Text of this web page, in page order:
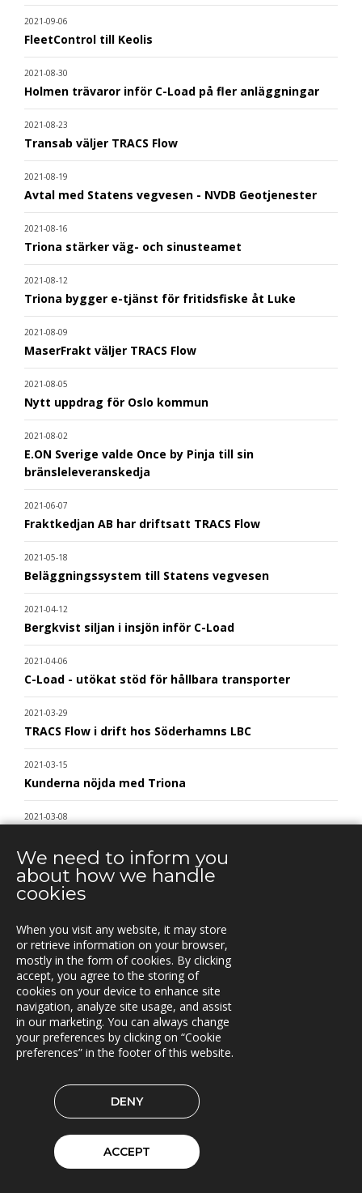
2021-09-06
FleetControl till Keolis
2021-08-30
Holmen trävaror inför C-Load på fler anläggningar
2021-08-23
Transab väljer TRACS Flow
2021-08-19
Avtal med Statens vegvesen - NVDB Geotjenester
2021-08-16
Triona stärker väg- och sinusteamet
2021-08-12
Triona bygger e-tjänst för fritidsfiske åt Luke
2021-08-09
MaserFrakt väljer TRACS Flow
2021-08-05
Nytt uppdrag för Oslo kommun
2021-08-02
E.ON Sverige valde Once by Pinja till sin
bränsleleveranskedja
2021-06-07
Fraktkedjan AB har driftsatt TRACS Flow
2021-05-18
Beläggningssystem till Statens vegvesen
2021-04-12
Bergkvist siljan i insjön inför C-Load
2021-04-06
C-Load - utökat stöd för hållbara transporter
2021-03-29
TRACS Flow i drift hos Söderhamns LBC
2021-03-15
Kunderna nöjda med Triona
2021-03-08
2021-02-26
Webinar med RoadCloud
Nya lokaler i Oslo
2021-01-29
En attraktiv arbetsgivare!
2021-01-11
Triona expanderar i Göteborg
FleetControl - Transdevs IoT-plattform
Entreprenör väljer TRACS Flow
We need to inform you
about how we handle
cookies
When you visit any website, it may store
or retrieve information on your browser,
mostly in the form of cookies. By clicking
accept, you agree to the storing of
cookies on your device to enhance site
navigation, analyze site usage, and assist
in our marketing. You can always change
your preferences by clicking on “Cookie
preferences” in the footer of this website.
DENY
ACCEPT